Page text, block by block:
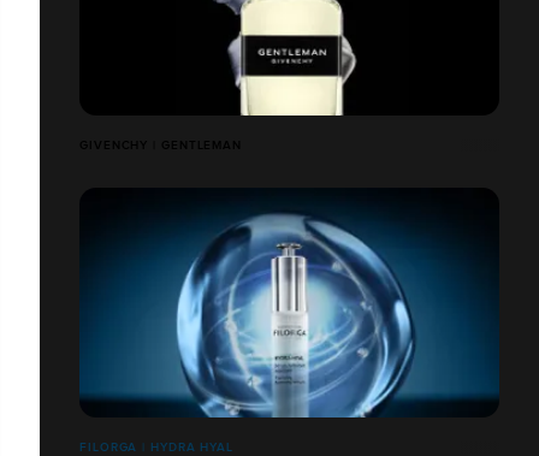
GIVENCHY | GENTLEMAN
FILORGA | HYDRA HYAL